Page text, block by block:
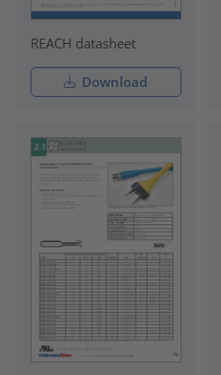
REACH datasheet
Download